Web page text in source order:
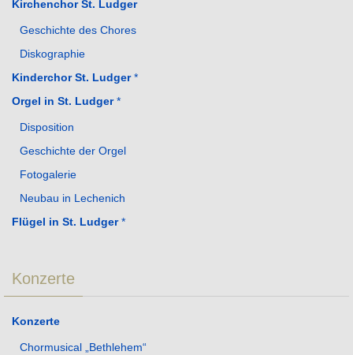
Kirchenchor St. Ludger
Geschichte des Chores
Diskographie
Kinderchor St. Ludger*
Orgel in St. Ludger*
Disposition
Geschichte der Orgel
Fotogalerie
Neubau in Lechenich
Flügel in St. Ludger*
Konzerte
Konzerte
Chormusical „Bethlehem“